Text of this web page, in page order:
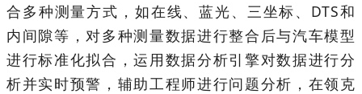
合多种测量方式，如在线、蓝光、三坐标、DTS和
内间隙等，对多种测量数据进行整合后与汽车模型
进行标准化拟合，运用数据分析引擎对数据进行分
析并实时预警，辅助工程师进行问题分析，在领克